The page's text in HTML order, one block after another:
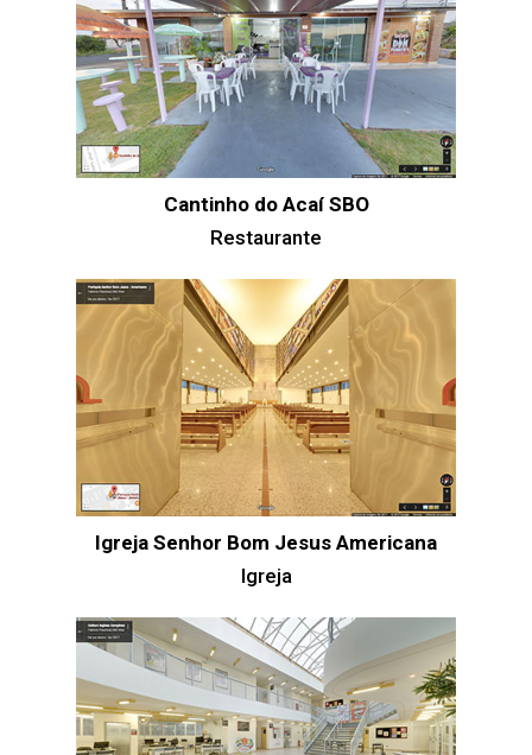
Cantinho do Acaí SBO
Restaurante
Igreja Senhor Bom Jesus Americana
Igreja